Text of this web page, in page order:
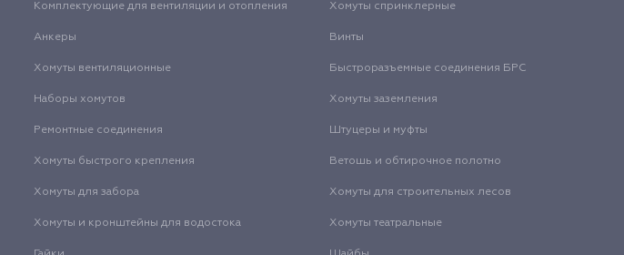
Комплектующие для вентиляции и отопления Хомуты спринклерные
Анкеры Винты
Хомуты вентиляционные Быстроразъемные соединения БРС
Наборы хомутов Хомуты заземления
Ремонтные соединения Штуцеры и муфты
Хомуты быстрого крепления Ветошь и обтирочное полотно
Хомуты для забора Хомуты для строительных лесов
Хомуты и кронштейны для водостока Хомуты театральные